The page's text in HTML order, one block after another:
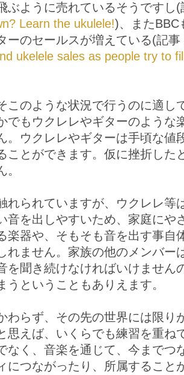
ように売れているそうですし(
Learn the ukulele!)、またBBC
のセールスが増えている(記事
ukelele sales as people try to
このような状況で行うのに適し
でもウクレレやギターのような
。ウクレレやギターは手頃な値
とができます。仮に挫折した
れられていますが、ウクレレ等
音を出しやすいため、家庭にや
楽器や、そもそも音を出す事自
れません。家族の他のメンバー
を聞き続けなければいけません
ということもありえます。
わらず、その先の世界には限り
思えば、いくらでも練習を重ね
なく、音楽を通じて、今までつ
につながったり、所属すること